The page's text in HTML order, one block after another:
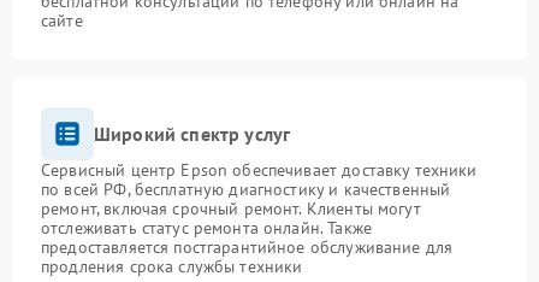
сайте
Широкий спектр услуг
Сервисный центр Epson обеспечивает доставку техники
по всей РФ, бесплатную диагностику и качественный
ремонт, включая срочный ремонт. Клиенты могут
отслеживать статус ремонта онлайн. Также
предоставляется постгарантийное обслуживание для
продления срока службы техники